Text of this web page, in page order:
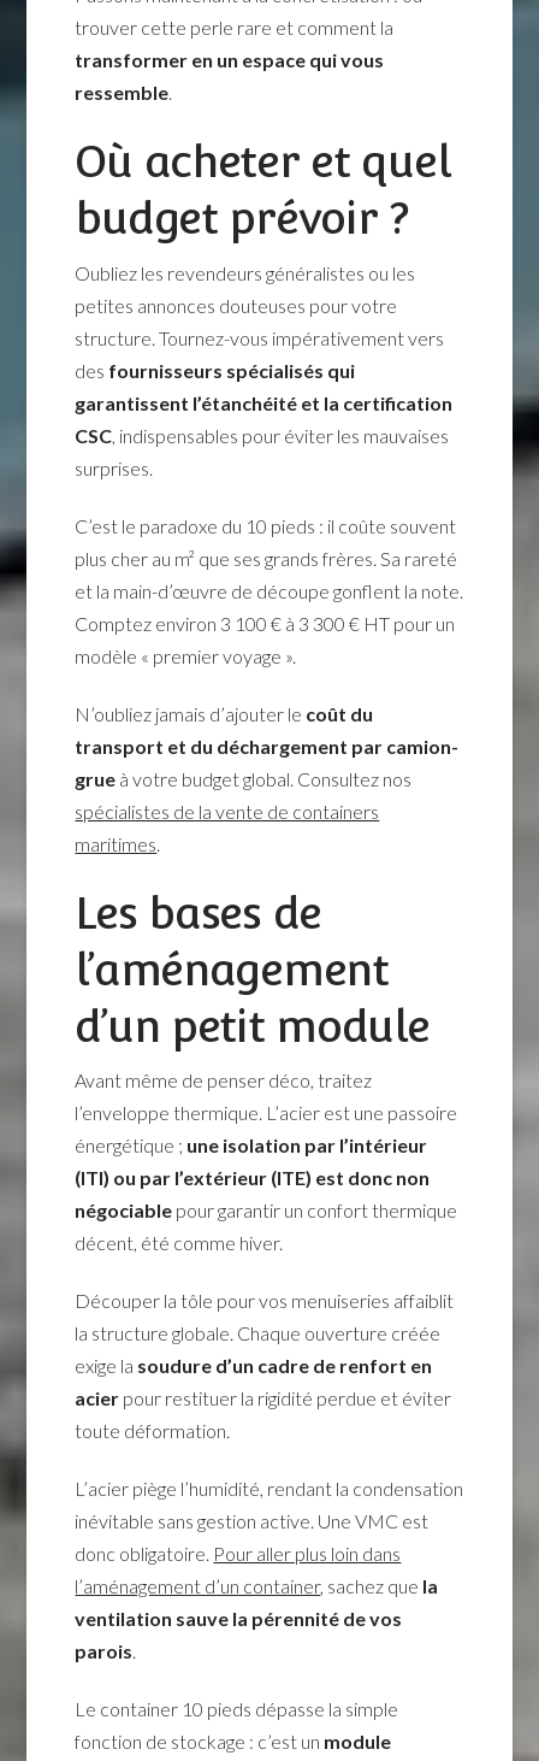
trouver cette perle rare et comment la
transformer en un espace qui vous
ressemble.
Où acheter et quel
budget prévoir ?
Oubliez les revendeurs généralistes ou les
petites annonces douteuses pour votre
structure. Tournez-vous impérativement vers
des fournisseurs spécialisés qui
garantissent l’étanchéité et la certification
CSC , indispensables pour éviter les mauvaises
surprises.
C’est le paradoxe du 10 pieds : il coûte souvent
plus cher au m² que ses grands frères. Sa rareté
et la main-d’œuvre de découpe gonflent la note.
Comptez environ 3 100 € à 3 300 € HT pour un
modèle « premier voyage ».
N’oubliez jamais d’ajouter le coût du
transport et du déchargement par camion-
grue à votre budget global. Consultez nos
spécialistes de la vente de containers
maritimes
Les bases de
l’aménagement
d’un petit module
Avant même de penser déco, traitez
l’enveloppe thermique. L’acier est une passoire
énergétique ; une isolation par l’intérieur
(ITI) ou par l’extérieur (ITE) est donc non
négociable pour garantir un confort thermique
décent, été comme hiver.
Découper la tôle pour vos menuiseries affaiblit
la structure globale. Chaque ouverture créée
exige la soudure d’un cadre de renfort en
acier pour restituer la rigidité perdue et éviter
toute déformation.
L’acier piège l’humidité, rendant la condensation
inévitable sans gestion active. Une VMC est
donc obligatoire. Pour aller plus loin dans
l’aménagement d’un container, sachez que la
ventilation sauve la pérennité de vos
parois.
Le container 10 pieds dépasse la simple
fonction de stockage : c’est un module